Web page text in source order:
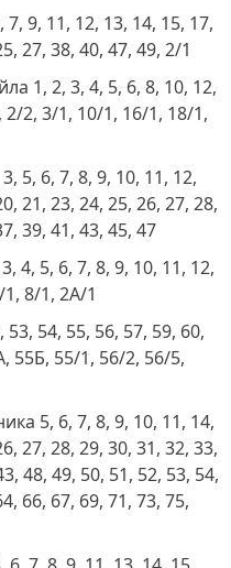
9, 11, 12, 13, 14, 15, 17,
27, 38, 40, 47, 49, 2/1
1, 2, 3, 4, 5, 6, 8, 10, 12,
2/2, 3/1, 10/1, 16/1, 18/1,
5, 6, 7, 8, 9, 10, 11, 12,
21, 23, 24, 25, 26, 27, 28,
39, 41, 43, 45, 47
4, 5, 6, 7, 8, 9, 10, 11, 12,
8/1, 2А/1
54, 55, 56, 57, 59, 60,
55Б, 55/1, 56/2, 56/5,
5, 6, 7, 8, 9, 10, 11, 14,
27, 28, 29, 30, 31, 32, 33,
48, 49, 50, 51, 52, 53, 54,
66, 67, 69, 71, 73, 75,